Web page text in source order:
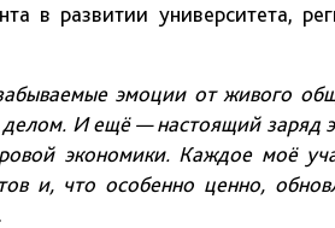
в развитии университета,
эмоции от живого
И ещё — настоящий заряд
экономики. Каждое моё
и, что особенно ценно,